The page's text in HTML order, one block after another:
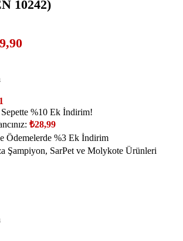
10242)
%10 Ek İndirim!
₺28,99
Ödemelerde %3 Ek İndirim
Şampiyon, SarPet ve Molykote Ürünleri